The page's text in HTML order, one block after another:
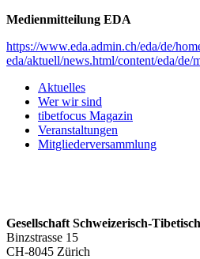
Medienmitteilung EDA
https://www.eda.admin.ch/eda/de/
eda/aktuell/news.html/content/eda/de/
Aktuelles
Wer wir sind
tibetfocus Magazin
Veranstaltungen
Mitgliederversammlung
Gesellschaft Schweizerisch-
Binzstrasse 15
CH-8045 Zürich